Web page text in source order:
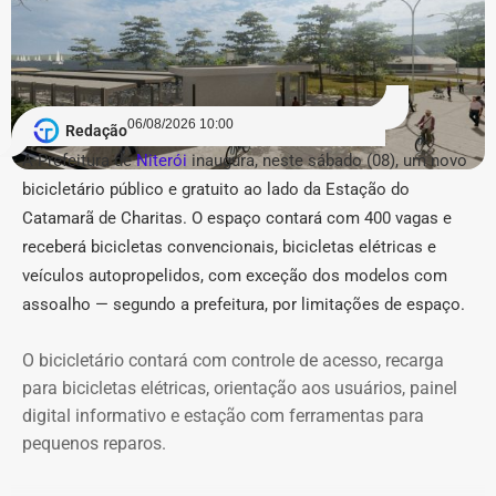
com 4 nomeações na Secretaria de Estado de Fazenda e
4 na Secretaria de Estado do Ambiente e Sustentabilidade
(Seas/Inea), além de preenchimento de vagas
estratégicas de coordenação (nível DAS-8) na Fundação
CEPERJ, Seplag e Secretaria de Governo.
COM FÁBIO MARTINS.
Redação06/08/2026 10:00
A Prefeitura deNiterói inaugura, neste sábado (08), um novo
bicicletário público e gratuito ao lado da Estação do
Catamarã de Charitas. O espaço contará com 400 vagas e
receberá bicicletas convencionais, bicicletas elétricas e
veículos autopropelidos, com exceção dos modelos com
assoalho — segundo a prefeitura, por limitações de espaço.
O bicicletário contará com controle de acesso, recarga
para bicicletas elétricas, orientação aos usuários, painel
digital informativo e estação com ferramentas para
pequenos reparos.